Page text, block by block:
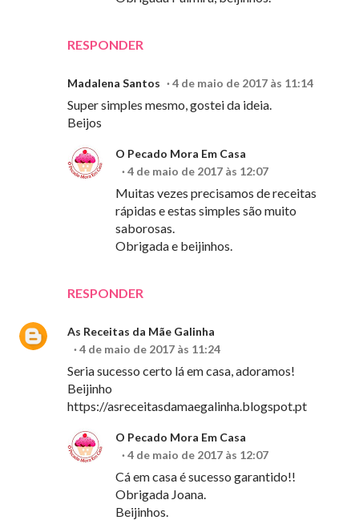
RESPONDER
Madalena Santos 4 de maio de 2017 às 11:14
Super simples mesmo, gostei da ideia.
Beijos
RESPONDER
O Pecado Mora Em Casa
4 de maio de 2017 às 12:07
Muitas vezes precisamos de receitas
rápidas e estas simples são muito
saborosas.
Obrigada e beijinhos.
As Receitas da Mãe Galinha
4 de maio de 2017 às 11:24
Seria sucesso certo lá em casa, adoramos!
Beijinho
https://asreceitasdamaegalinha.blogspot.pt
O Pecado Mora Em Casa
4 de maio de 2017 às 12:07
Cá em casa é sucesso garantido!!
Obrigada Joana.
Beijinhos.